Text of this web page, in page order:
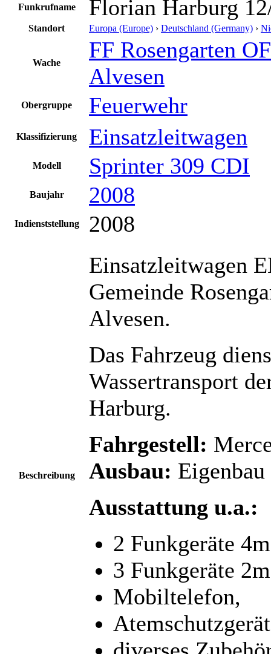
Funkrufname Florian Harburg
Standort Europa (Europe) › Deutschland (Germany) ›
Wache
FF Rosengarten
Alvesen
Obergruppe Feuerwehr
Klassifizierung Einsatzleitwagen
Modell Sprinter 309 CDI
Baujahr 2008
Indienststellung 2008
Beschreibung
Einsatzleitwagen
Gemeinde
Alvesen.
Das Fahrzeug
Wassertransport
Harburg.
Fahrgestell:
Ausbau: Eigenbau
Ausstattung u.a.:
2 Funkgeräte
3 Funkgeräte
Mobiltelefon,
Atemschutzgerät